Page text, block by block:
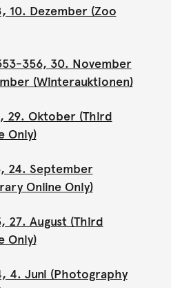
10. Dezember (Zoo
356, 30. November
(Winterauktionen)
29. Oktober (Third
Only)
24. September
Online Only)
27. August (Third
Only)
4. Juni (Photography